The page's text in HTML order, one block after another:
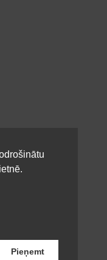
Pieņemt